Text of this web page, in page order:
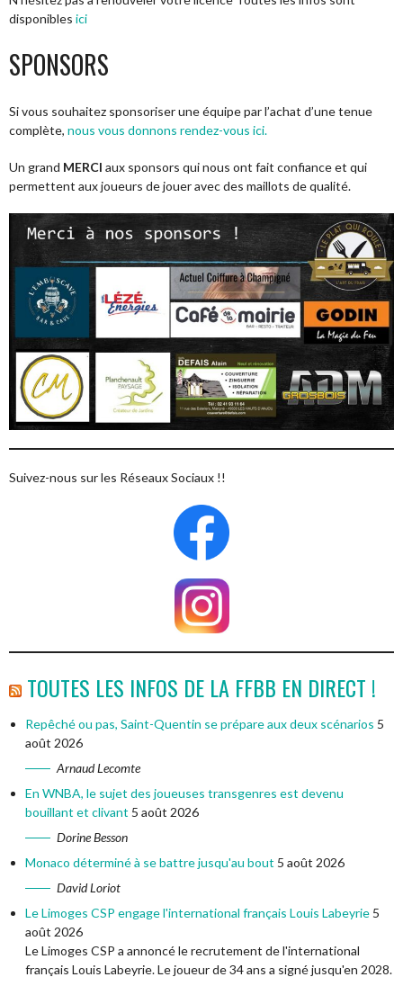
disponibles ici
SPONSORS
Si vous souhaitez sponsoriser une équipe par l’achat d’une tenue
complète, nous vous donnons rendez-vous ici.
Un grand MERCI aux sponsors qui nous ont fait confiance et qui
permettent aux joueurs de jouer avec des maillots de qualité.
Suivez-nous sur les Réseaux Sociaux !!
TOUTES LES INFOS DE LA FFBB EN DIRECT !
Repêché ou pas, Saint-Quentin se prépare aux deux scénarios 5
août 2026
Arnaud Lecomte
En WNBA, le sujet des joueuses transgenres est devenu
bouillant et clivant 5 août 2026
Dorine Besson
Monaco déterminé à se battre jusqu'au bout 5 août 2026
David Loriot
Le Limoges CSP engage l'international français Louis Labeyrie 5
août 2026
Le Limoges CSP a annoncé le recrutement de l'international
français Louis Labeyrie. Le joueur de 34 ans a signé jusqu'en 2028.